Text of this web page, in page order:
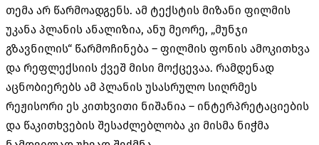
თემა არ წარმოადგენს. ამ ტექსტის მიზანი ფილმის
უკანა პლანის ანალიზია, ანუ მეორე, „მუნჯი
გზავნილის“ წარმოჩინება – ფილმის ფონის ამოკითხვა
და რეფლექსიის ქვეშ მისი მოქცევაა. რამდენად
აცნობიერებს ამ პლანის უსასრულო სიღრმეს
რეჟისორი ეს კითხვითი ნიშანია – ინტერპრეტაციების
და წაკითხვების შესაძლებლობა კი მისმა ნიჭმა